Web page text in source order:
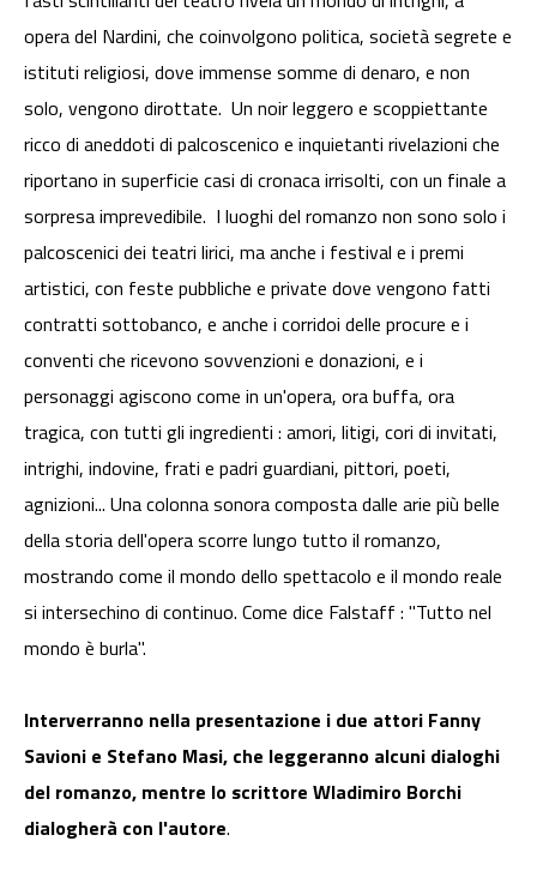
opera del Nardini, che coinvolgono politica, società segrete e
istituti religiosi, dove immense somme di denaro, e non
solo, vengono dirottate. Un noir leggero e scoppiettante
ricco di aneddoti di palcoscenico e inquietanti rivelazioni che
riportano in superficie casi di cronaca irrisolti, con un finale a
sorpresa imprevedibile. I luoghi del romanzo non sono solo i
palcoscenici dei teatri lirici, ma anche i festival e i premi
artistici, con feste pubbliche e private dove vengono fatti
contratti sottobanco, e anche i corridoi delle procure e i
conventi che ricevono sovvenzioni e donazioni, e i
personaggi agiscono come in un'opera, ora buffa, ora
tragica, con tutti gli ingredienti : amori, litigi, cori di invitati,
intrighi, indovine, frati e padri guardiani, pittori, poeti,
agnizioni... Una colonna sonora composta dalle arie più belle
della storia dell'opera scorre lungo tutto il romanzo,
mostrando come il mondo dello spettacolo e il mondo reale
si intersechino di continuo. Come dice Falstaff : "Tutto nel
mondo è burla".
Interverranno nella presentazione i due attori Fanny
Savioni e Stefano Masi, che leggeranno alcuni dialoghi
del romanzo, mentre lo scrittore Wladimiro Borchi
dialogherà con l'autore.